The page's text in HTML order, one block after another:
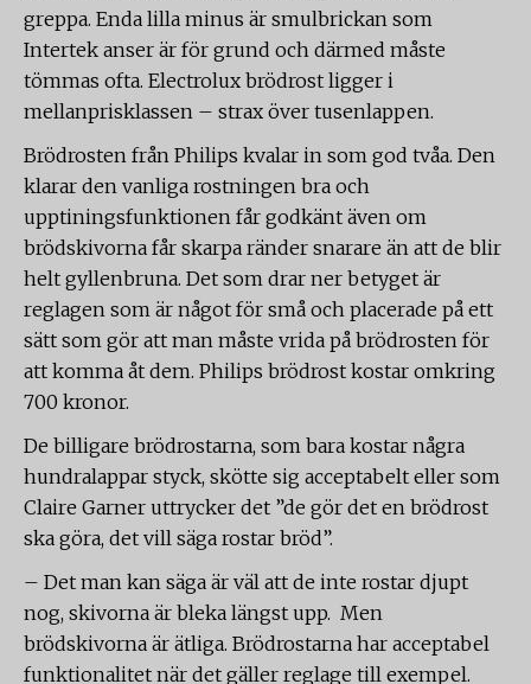
greppa. Enda lilla minus är smulbrickan som
Intertek anser är för grund och därmed måste
tömmas ofta. Electrolux brödrost ligger i
mellanprisklassen – strax över tusenlappen.
Brödrosten från Philips kvalar in som god tvåa. Den
klarar den vanliga rostningen bra och
upptiningsfunktionen får godkänt även om
brödskivorna får skarpa ränder snarare än att de blir
helt gyllenbruna. Det som drar ner betyget är
reglagen som är något för små och placerade på ett
sätt som gör att man måste vrida på brödrosten för
att komma åt dem. Philips brödrost kostar omkring
700 kronor.
De billigare brödrostarna, som bara kostar några
hundralappar styck, skötte sig acceptabelt eller som
Claire Garner uttrycker det ”de gör det en brödrost
ska göra, det vill säga rostar bröd”.
– Det man kan säga är väl att de inte rostar djupt
nog, skivorna är bleka längst upp. Men
brödskivorna är ätliga. Brödrostarna har acceptabel
funktionalitet när det gäller reglage till exempel.